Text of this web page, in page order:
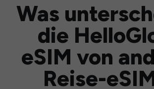
Was
die
eSIM von
Reise-